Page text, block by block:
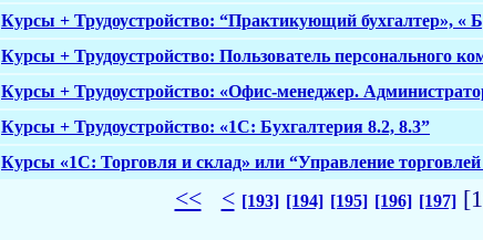
Курсы + Трудоустройство: “Практикующий бухгалтер», «
Курсы + Трудоустройство: Пользователь персонального
Курсы + Трудоустройство: «Офис-менеджер.
Курсы + Трудоустройство: «1С: Бухгалтерия 8.2, 8.3”
Курсы «1С: Торговля и склад» или “Управление торговлей
<< < [193] [194] [195] [196] [197]